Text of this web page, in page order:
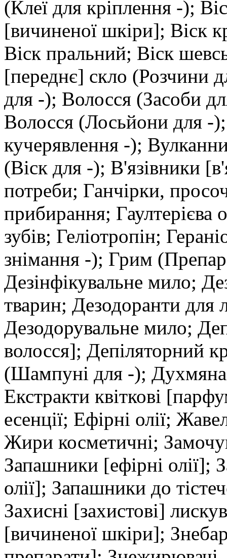
(Клеї для кріплення -);
[вичиненої шкіри]; Віск
Віск пральний; Віск
[переднє] скло (Розчини
для -); Волосся (Засоби
Волосся (Лосьйони для -
кучерявлення -);
(Віск для -); В'язівники
потреби; Ганчірки,
прибирання; Гаултерієва
зубів; Геліотропін;
знімання -); Грим
Дезінфікувальне мило;
тварин; Дезодоранти для
Дезодорувальне мило;
волосся]; Депіляторний
(Шампуні для -);
Екстракти квіткові
есенції; Ефірні олії;
Жири косметичні;
Запашники [ефірні олії];
олії]; Запашники до
Захисні [захистові]
[вичиненої шкіри];